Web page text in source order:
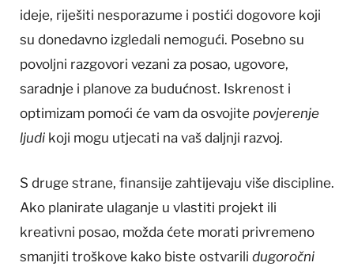
ideje, riješiti nesporazume i postići dogovore koji
su donedavno izgledali nemogući. Posebno su
povoljni razgovori vezani za posao, ugovore,
saradnje i planove za budućnost. Iskrenost i
optimizam pomoći će vam da osvojite povjerenje
ljudi koji mogu utjecati na vaš daljnji razvoj.
S druge strane, finansije zahtijevaju više discipline.
Ako planirate ulaganje u vlastiti projekt ili
kreativni posao, možda ćete morati privremeno
smanjiti troškove kako biste ostvarili dugoročni